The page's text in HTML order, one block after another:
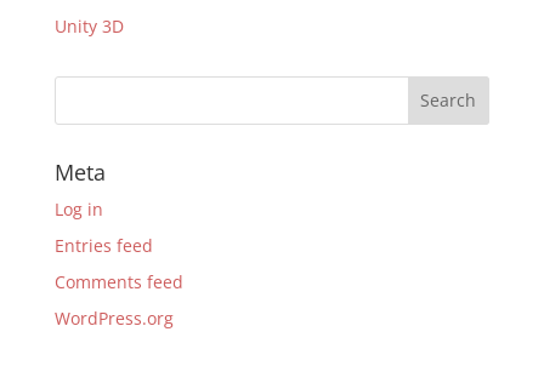
Unity 3D
Meta
Log in
Entries feed
Comments feed
WordPress.org